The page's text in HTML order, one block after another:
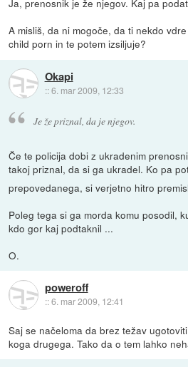
Ja, prenosnik je že njegov. Kaj pa
A misliš, da ni mogoče, da ti nekdo
child porn in te potem izsiljuje?
Okapi
::6. mar 2009, 12:33
Je že priznal, da je njegov.
Če te policija dobi z ukradenim
takoj priznal, da si ga ukradel. Ko pa
prepovedanega, si verjetno hitro
Poleg tega si ga morda komu posodil,
kdo gor kaj podtaknil ...
O.
poweroff
::6. mar 2009, 12:41
Saj se načeloma da brez težav
koga drugega. Tako da o tem lahko